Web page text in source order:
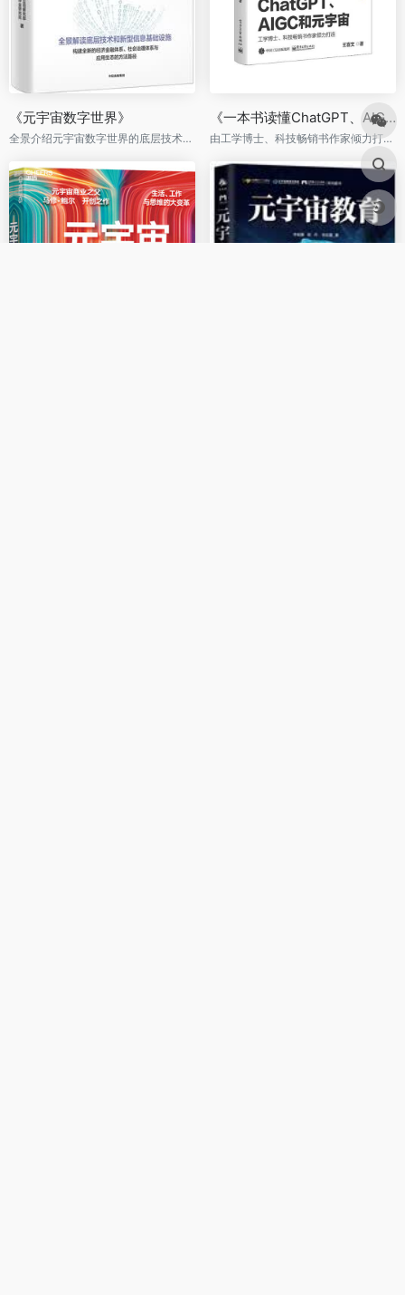
《元宇宙数字世界》
全景介绍元宇宙数字世界的底层技术架构、经济金融体系、社会治理体系、应用场景
《一本书读懂ChatGPT、AIGC和元宇宙》
由工学博士、科技畅销书作家倾力打造，以极简的方式把ChatGPT、AIGC和元宇宙说透彻。